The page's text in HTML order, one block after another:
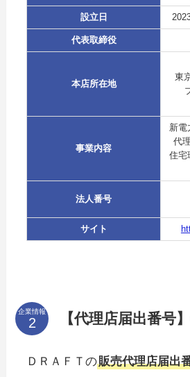
設立日
代表取締役
本店所在地
東
事業内容
新電
代
住宅
法人番号
サイト
企業情報 【代理店届出番号
ＤＲＡＦＴの販売代理店届出